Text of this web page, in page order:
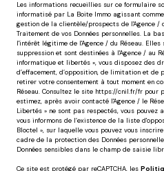
Les informations recueillies sur ce formulaire
informatisé par La Boite Immo agissant
gestion de la clientèle/prospects de l'Agence /
Traitement de vos Données personnelles. La
l'intérêt légitime de l'Agence / du Réseau. Elles
suppression et sont destinées à l'Agence / au
informatique et libertés », vous disposez des
d’effacement, d’opposition, de limitation et de
retirer votre consentement à tout moment en
Réseau. Consultez le site https://cnil.fr/fr pour
estimez, après avoir contacté l'Agence / le
Libertés » ne sont pas respectés, vous pouvez
vous informons de l’existence de la liste
Bloctel », sur laquelle vous pouvez vous
cadre de la protection des Données
Données sensibles dans le champ de saisie
Ce site est protégé par reCAPTCHA, les